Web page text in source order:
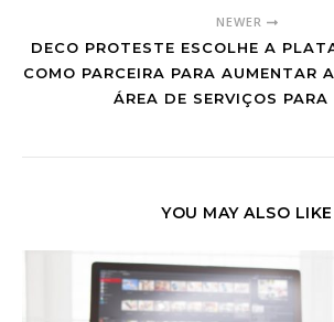
NEWER
DECO PROTESTE ESCOLHE A
COMO PARCEIRA PARA AUMENTAR
ÁREA DE SERVIÇOS PARA
YOU MAY ALSO LIKE